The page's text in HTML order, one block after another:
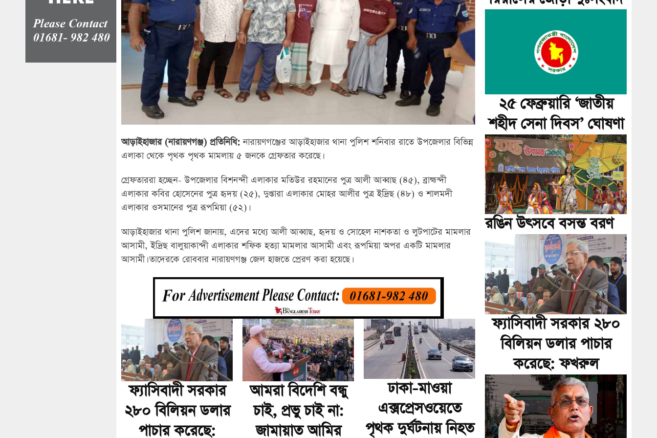
আড়াইহাজার (নারায়ণগঞ্জ) প্রতিনিধি: নারায়ণগঞ্জের আড়াইহাজার থানা পুলিশ শনিবার রাতে উপজেলার বিভিন্ন
এলাকা থেকে পৃথক পৃথক মামলায় ৫ জনকে গ্রেফতার করেছে।
গ্রেফতাররা হচ্ছেন- উপজেলার বিশনন্দী এলাকার মতিউর রহমানের পুত্র আলী আব্বাছ (৪৫), ব্রাহ্মন্দী
এলাকার কবির হোসেনের পুত্র হৃদয় (২৫), দুপ্তারা এলাকার মোহর আলীর পুত্র ইদ্রিছ (৪৮) ও শালমদী
এলাকার ওসমানের পুত্র রূপমিয়া (৫২)।
আড়াইহাজার থানা পুলিশ জানায়, এদের মধ্যে আলী আব্বাছ, হৃদয় ও সোহেল নাশকতা ও লুটপাটের মামলার
আসামী, ইদ্রিছ বালুয়াকান্দী এলাকার শফিক হত্যা মামলার আসামী এবং রূপমিয়া অপর একটি মামলার
আসামী। তাদেরকে রোববার নারায়ণগঞ্জ জেল হাজতে প্রেরণ করা হয়েছে।
ফ্যাসিবাদী সরকার
২৮০ বিলিয়ন ডলার
পাচার করেছে:
আমরা বিদেশি বন্ধু
চাই, প্রভু চাই না:
জামায়াত আমির
ঢাকা-মাওয়া
এক্সপ্রেসওয়েতে
পৃথক দুর্ঘটনায় নিহত
২৫ ফেব্রুয়ারি ‘জাতীয়
শহীদ সেনা দিবস’ ঘোষণা
রঙিন উৎসবে বসন্ত বরণ
ফ্যাসিবাদী সরকার ২৮০
বিলিয়ন ডলার পাচার
করেছে: ফখরুল